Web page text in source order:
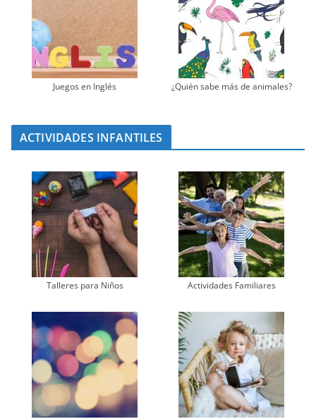
Juegos en Inglés ¿Quién sabe más de animales?
ACTIVIDADES INFANTILES
Talleres para Niños Actividades Familiares